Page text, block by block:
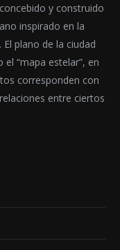
y construido
inspirado en la
El plano de la ciudad
el “mapa estelar”, en
corresponden con
entre ciertos